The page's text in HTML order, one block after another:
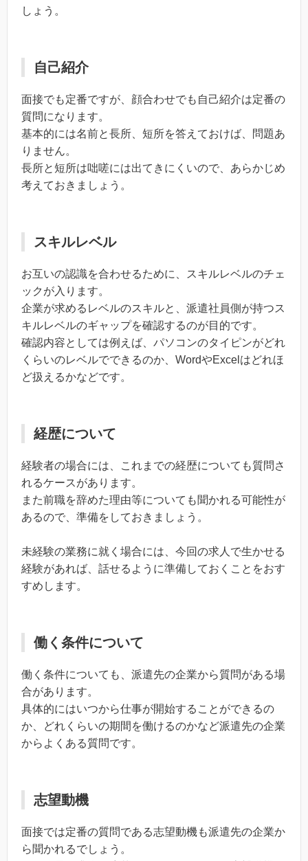
しょう。
自己紹介
面接でも定番ですが、顔合わせでも自己紹介は定番の
質問になります。
基本的には名前と長所、短所を答えておけば、問題あ
りません。
長所と短所は咄嗟には出てきにくいので、あらかじめ
考えておきましょう。
スキルレベル
お互いの認識を合わせるために、スキルレベルのチェ
ックが入ります。
企業が求めるレベルのスキルと、派遣社員側が持つス
キルレベルのギャップを確認するのが目的です。
確認内容としては例えば、パソコンのタイピンがどれ
くらいのレベルでできるのか、WordやExcelはどれほ
ど扱えるかなどです。
経歴について
経験者の場合には、これまでの経歴についても質問さ
れるケースがあります。
また前職を辞めた理由等についても聞かれる可能性が
あるので、準備をしておきましょう。
未経験の業務に就く場合には、今回の求人で生かせる
経験があれば、話せるように準備しておくことをおす
すめします。
働く条件について
働く条件についても、派遣先の企業から質問がある場
合があります。
具体的にはいつから仕事が開始することができるの
か、どれくらいの期間を働けるのかなど派遣先の企業
からよくある質問です。
志望動機
面接では定番の質問である志望動機も派遣先の企業か
ら聞かれるでしょう。